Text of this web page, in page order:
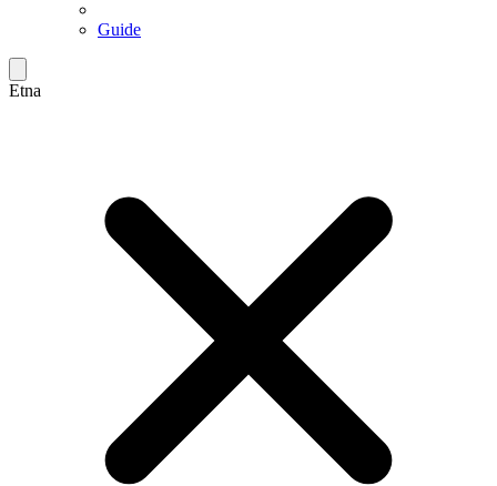
Guide
Etna